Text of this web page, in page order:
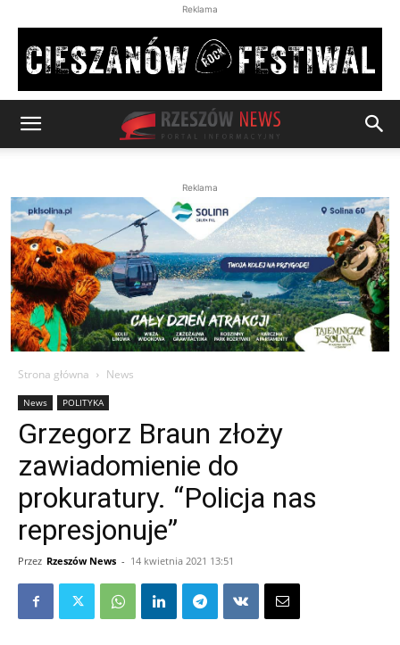
Reklama
Reklama
Strona główna News
News POLITYKA
Grzegorz Braun złoży
zawiadomienie do
prokuratury. “Policja nas
represjonuje”
Przez Rzeszów News - 14 kwietnia 2021 13:51